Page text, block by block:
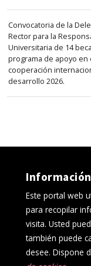
Convocatoria de la
Rector para la
Universitaria de 14
programa de apoyo en
cooperación
desarrollo 2026.
Este portal web
para recopilar
visita. Usted
también puede
desee. Dispone